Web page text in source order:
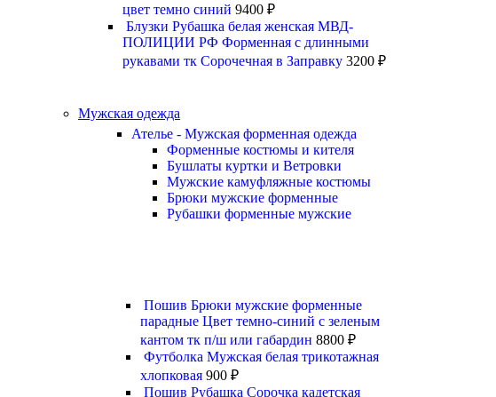
цвет темно синий 9400 ₽
Блузки Рубашка белая женская МВД-
ПОЛИЦИИ РФ Форменная с длинными
рукавами тк Сорочечная в Заправку 3200 ₽
Мужская одежда
Ателье - Мужская форменная одежда
Форменные костюмы и кителя
Бушлаты куртки и Ветровки
Мужские камуфляжные костюмы
Брюки мужские форменные
Рубашки форменные мужские
Пошив Брюки мужские форменные
парадные Цвет темно-синий с зеленым
кантом тк п/ш или габардин 8800 ₽
Футболка Мужская белая трикотажная
хлопковая 900 ₽
Пошив Рубашка Сорочка кадетская